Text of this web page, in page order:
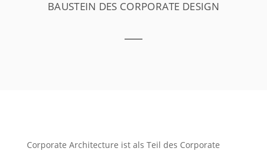
BAUSTEIN DES CORPORATE DESIGN
Corporate Architecture ist als Teil des Corporate